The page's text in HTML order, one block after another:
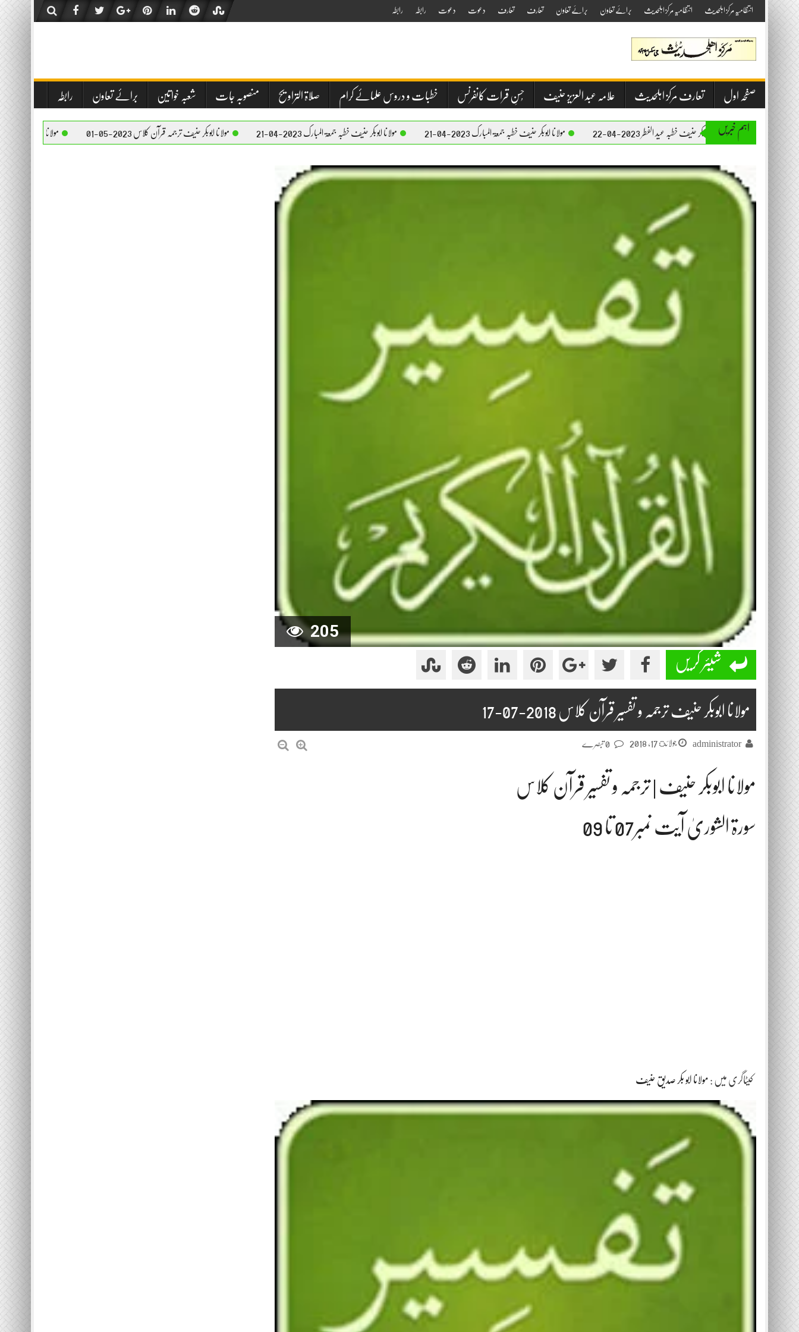
Skip
to
content
انتظامیہ مرکز اہلحدیث انتظامیہ مرکز اہلحدیث برائے تعاون برائے تعاون تعارف تعارف دعوت دعوت رابطہ رابطہ
صفحہ اول تعارف مرکز اہلحدیث علامہ عبد العزیز حنیف حُسنِ قرات کانفرنس خطبات و دروس علمائے کرام صلاۃ التراویح منصوبہ جات شعبہ خواتین برائے تعاون رابطہ
اہم خبریں
مولانا ابوبکر حنیف خطبہ عید الفطر 2023-04-22 مولانا ابوبکر حنیف خطبہ جمعۃ المبارک 2023-04-21 مولانا ابوبکر حنیف خطبہ جمعۃ المبارک 2023-04-21 مولانا ابوبکر حنیف ترجمہ قرآن کلاس 2023-05-01 مولانا ابوبکر حنیف ترجمہ قرآن کلاس 2023-05-01
205
شیئر کریں
مولانا ابوبکر حنیف ترجمہ و تفسیر قرآن کلاس 2018-07-17
administrator جولائ 17, 2018
مولانا ابوبکر حنیف | ترجمہ و تفسیر قرآن کلاس
سورۃ الشوریٰ آیت نمبر07 تا 09
کیٹاگری میں : مولانا ابو بکر صدیق حنیف